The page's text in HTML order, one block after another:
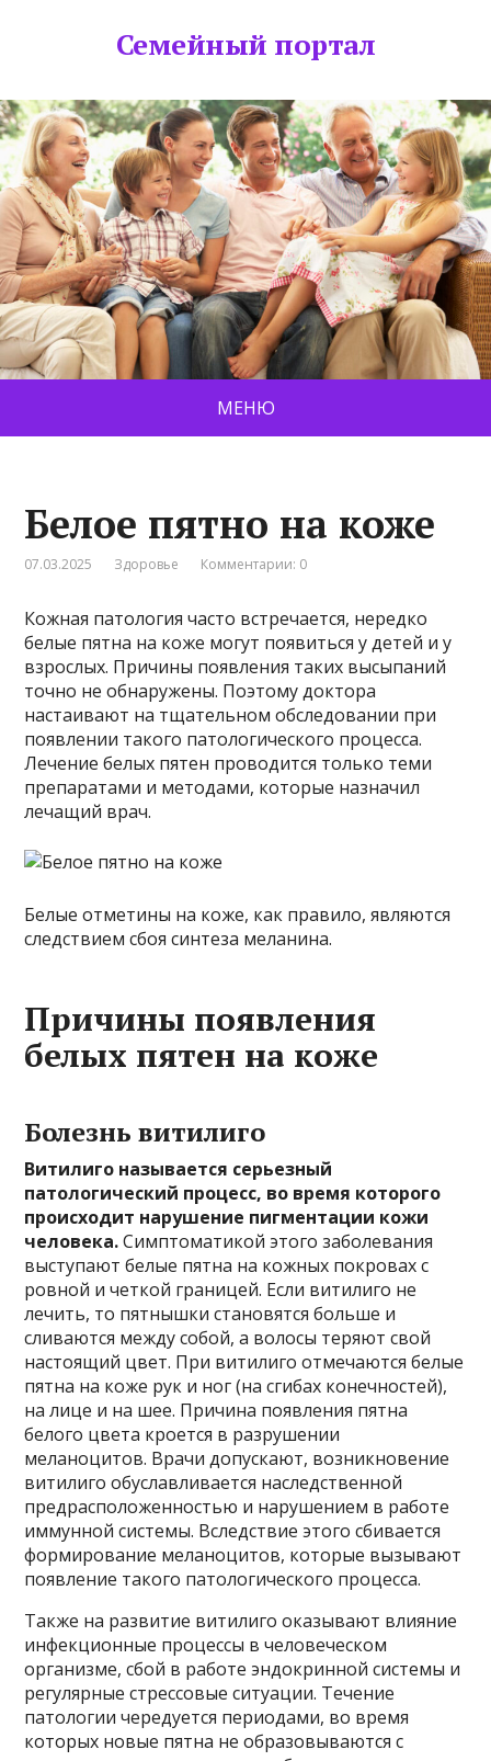
Семейный портал
МЕНЮ
Белое пятно на коже
07.03.2025 Здоровье Комментарии: 0
Кожная патология часто встречается, нередко
белые пятна на коже могут появиться у детей и у
взрослых. Причины появления таких высыпаний
точно не обнаружены. Поэтому доктора
настаивают на тщательном обследовании при
появлении такого патологического процесса.
Лечение белых пятен проводится только теми
препаратами и методами, которые назначил
лечащий врач.
Белые отметины на коже, как правило, являются
следствием сбоя синтеза меланина.
Причины появления
белых пятен на коже
Болезнь витилиго
Витилиго называется серьезный
патологический процесс, во время которого
происходит нарушение пигментации кожи
человека.Симптоматикой этого заболевания
выступают белые пятна на кожных покровах с
ровной и четкой границей. Если витилиго не
лечить, то пятнышки становятся больше и
сливаются между собой, а волосы теряют свой
настоящий цвет. При витилиго отмечаются белые
пятна на коже рук и ног (на сгибах конечностей),
на лице и на шее. Причина появления пятна
белого цвета кроется в разрушении
меланоцитов. Врачи допускают, возникновение
витилиго обуславливается наследственной
предрасположенностью и нарушением в работе
иммунной системы. Вследствие этого сбивается
формирование меланоцитов, которые вызывают
появление такого патологического процесса.
Также на развитие витилиго оказывают влияние
инфекционные процессы в человеческом
организме, сбой в работе эндокринной системы и
регулярные стрессовые ситуации. Течение
патологии чередуется периодами, во время
которых новые пятна не образовываются с